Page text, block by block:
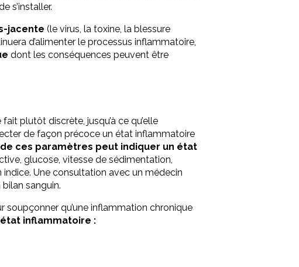
s’installer.
jacente (le virus, la toxine, la blessure
d’alimenter le processus inflammatoire,
dont les conséquences peuvent être
plutôt discrète, jusqu’à ce qu’elle
de façon précoce un état inflammatoire
ces paramètres peut indiquer un état
glucose, vitesse de sédimentation,
Une consultation avec un médecin
sanguin.
soupçonner qu’une inflammation chronique
inflammatoire :